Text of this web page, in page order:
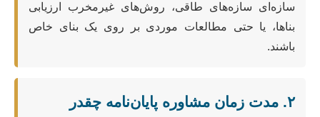
سازه‌ای سازه‌های طاقی، روش‌های غیرمخرب ارزیابی
بناها، یا حتی مطالعات موردی بر روی یک بنای خاص
باشند.
۲. مدت زمان مشاوره پایان‌نامه چقدر